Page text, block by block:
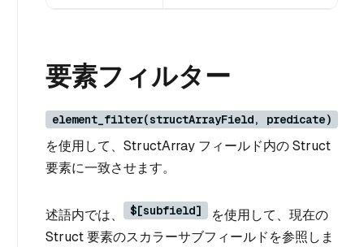
要素フィルター
element_filter(structArrayField, predicate)
を使用して、StructArray フィールド内の Struct
要素に一致させます。
述語内では、 $[subfield]
を使用して、現在の
Struct 要素のスカラーサブフィールドを参照しま